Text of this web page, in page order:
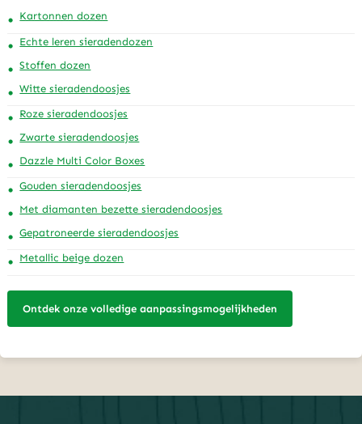
Kartonnen dozen
Echte leren sieradendozen
Stoffen dozen
Witte sieradendoosjes
Roze sieradendoosjes
Zwarte sieradendoosjes
Dazzle Multi Color Boxes
Gouden sieradendoosjes
Met diamanten bezette sieradendoosjes
Gepatroneerde sieradendoosjes
Metallic beige dozen
Ontdek onze volledige aanpassingsmogelijkheden